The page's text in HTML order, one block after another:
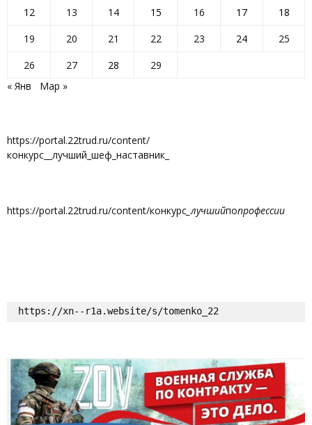
12
13 14 15 16 17
18
19
20 21 22 23 24
25
26
27 28
29
« Янв
Мар »
https://portal.22trud.ru/content/
конкурс__лучший_шеф_наставник_
https://portal.22trud.ru/content/конкурс _лучшийпопрофессии
https://xn--r1a.website/s/tomenko_22